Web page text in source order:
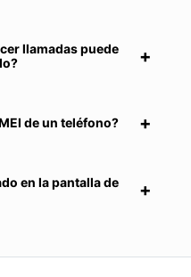
llamadas puede
de un teléfono?
en la pantalla de